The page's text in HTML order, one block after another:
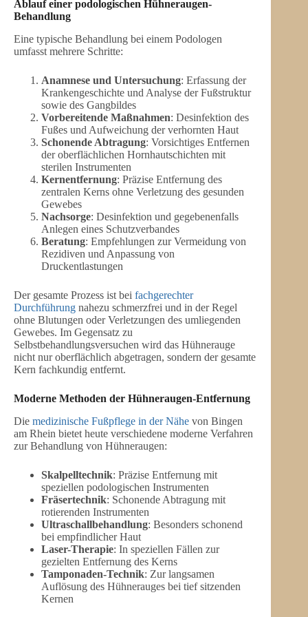
Ablauf einer podologischen Hühneraugen-
Behandlung
Eine typische Behandlung bei einem Podologen
umfasst mehrere Schritte:
Anamnese und Untersuchung: Erfassung der
Krankengeschichte und Analyse der Fußstruktur
sowie des Gangbildes
Vorbereitende Maßnahmen: Desinfektion des
Fußes und Aufweichung der verhornten Haut
Schonende Abtragung: Vorsichtiges Entfernen
der oberflächlichen Hornhautschichten mit
sterilen Instrumenten
Kernentfernung: Präzise Entfernung des
zentralen Kerns ohne Verletzung des gesunden
Gewebes
Nachsorge: Desinfektion und gegebenenfalls
Anlegen eines Schutzverbandes
Beratung: Empfehlungen zur Vermeidung von
Rezidiven und Anpassung von
Druckentlastungen
Der gesamte Prozess ist bei fachgerechter
Durchführung nahezu schmerzfrei und in der Regel
ohne Blutungen oder Verletzungen des umliegenden
Gewebes. Im Gegensatz zu
Selbstbehandlungsversuchen wird das Hühnerauge
nicht nur oberflächlich abgetragen, sondern der gesamte
Kern fachkundig entfernt.
Moderne Methoden der Hühneraugen-Entfernung
Die medizinische Fußpflege in der Nähe von Bingen
am Rhein bietet heute verschiedene moderne Verfahren
zur Behandlung von Hühneraugen:
Skalpelltechnik: Präzise Entfernung mit
speziellen podologischen Instrumenten
Fräsertechnik: Schonende Abtragung mit
rotierenden Instrumenten
Ultraschallbehandlung: Besonders schonend
bei empfindlicher Haut
Laser-Therapie: In speziellen Fällen zur
gezielten Entfernung des Kerns
Tamponaden-Technik: Zur langsamen
Auflösung des Hühnerauges bei tief sitzenden
Kernen